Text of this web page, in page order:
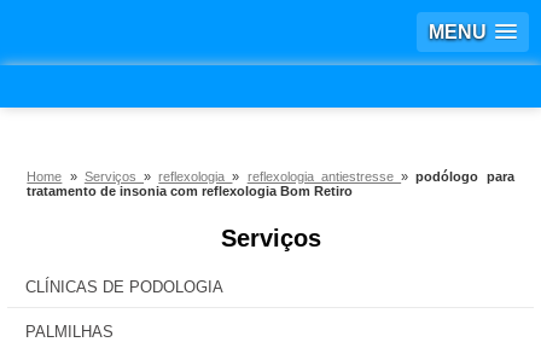
MENU
Home » Serviços»reflexologia» reflexologia antiestresse»podólogo para
tratamento de insonia com reflexologia Bom Retiro
Serviços
CLÍNICAS DE PODOLOGIA
PALMILHAS